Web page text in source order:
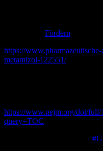
Fördern
https://
metamizol-122551/
https://www.nejm.org/doi/
query=TOC